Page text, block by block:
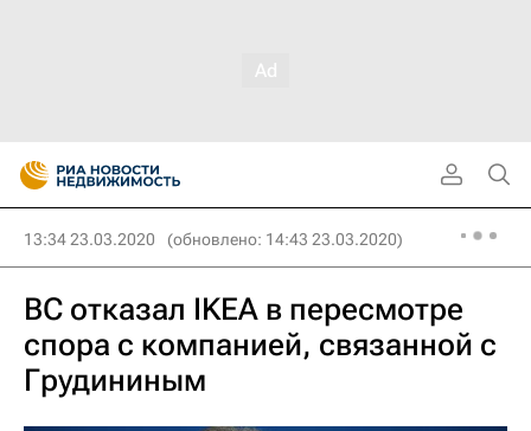
13:34 23.03.2020 (обновлено: 14:43 23.03.2020)
ВC отказал IKEA в пересмотре
спора с компанией, связанной с
Грудининым